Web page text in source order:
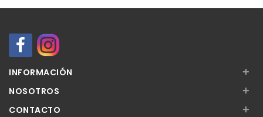
INFORMACIÓN +
NOSOTROS +
CONTACTO +